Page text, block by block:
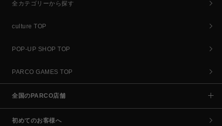
全カテゴリーから探す
culture TOP
POP-UP SHOP TOP
PARCO GAMES TOP
全国のPARCO店舗
初めてのお客様へ